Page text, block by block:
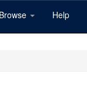
Browse Help